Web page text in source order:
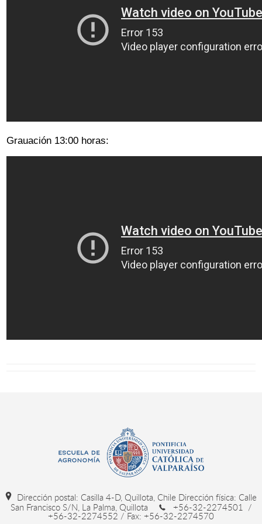
Grauación 13:00 horas:
Dirección postal: Casilla 4-D, Quillota, Chile Dirección física: Calle
San Francisco S/N, La Palma, Quillota
+56-32-2274501 /
+56-32-2274552 / Fax: +56-32-2274570